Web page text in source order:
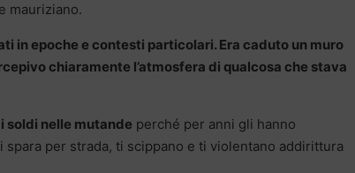
mauriziano.
in epoche e contesti particolari. Era caduto un muro
chiaramente l’atmosfera di qualcosa che stava
soldi nelle mutande perché per anni gli hanno
per strada, ti scippano e ti violentano addirittura